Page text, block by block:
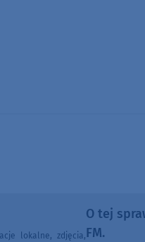
O tej
FM.
lokalne, zdjęcia,